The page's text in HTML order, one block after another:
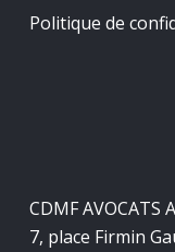
Politique de
CDMF AVOCATS
7, place Firmin